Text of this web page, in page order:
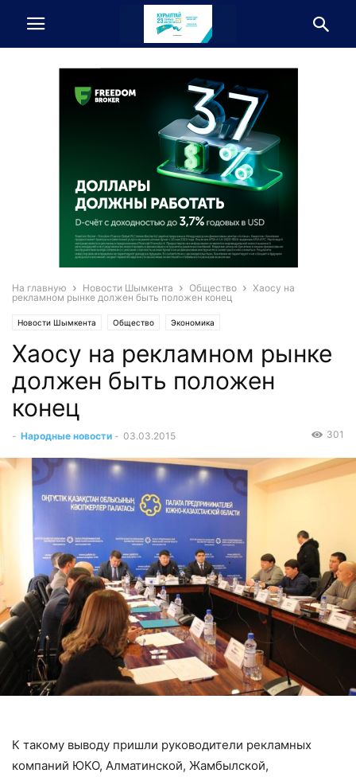
На главную Новости Шымкента Общество
Хаосу на
рекламном рынке должен быть положен конец
Новости Шымкента Общество Экономика
Хаосу на рекламном рынке
должен быть положен
конец
- Народные новости - 03.03.2015 301
К такому выводу пришли руководители рекламных
компаний ЮКО, Алматинской, Жамбылской,